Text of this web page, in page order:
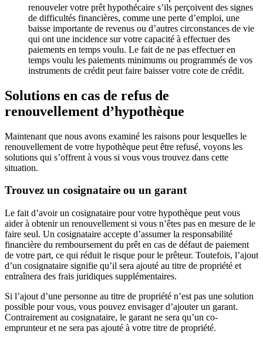
renouveler votre prêt hypothécaire s’ils perçoivent des signes
de difficultés financières, comme une perte d’emploi, une
baisse importante de revenus ou d’autres circonstances de vie
qui ont une incidence sur votre capacité à effectuer des
paiements en temps voulu. Le fait de ne pas effectuer en
temps voulu les paiements minimums ou programmés de vos
instruments de crédit peut faire baisser votre cote de crédit.
Solutions en cas de refus de
renouvellement d’hypothèque
Maintenant que nous avons examiné les raisons pour lesquelles le
renouvellement de votre hypothèque peut être refusé, voyons les
solutions qui s’offrent à vous si vous vous trouvez dans cette
situation.
Trouvez un cosignataire ou un garant
Le fait d’avoir un cosignataire pour votre hypothèque peut vous
aider à obtenir un renouvellement si vous n’êtes pas en mesure de le
faire seul. Un cosignataire accepte d’assumer la responsabilité
financière du remboursement du prêt en cas de défaut de paiement
de votre part, ce qui réduit le risque pour le prêteur. Toutefois, l’ajout
d’un cosignataire signifie qu’il sera ajouté au titre de propriété et
entraînera des frais juridiques supplémentaires.
Si l’ajout d’une personne au titre de propriété n’est pas une solution
possible pour vous, vous pouvez envisager d’ajouter un garant.
Contrairement au cosignataire, le garant ne sera qu’un co-
emprunteur et ne sera pas ajouté à votre titre de propriété.